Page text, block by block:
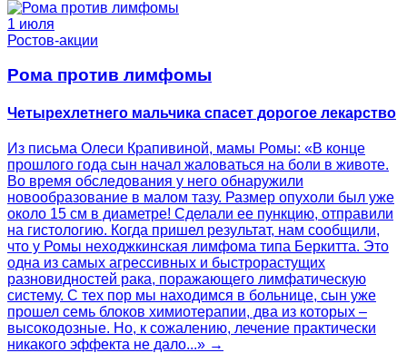
1 июля
Ростов-акции
Рома против лимфомы
Четырехлетнего мальчика спасет дорогое лекарство
Из письма Олеси Крапивиной, мамы Ромы: «В конце
прошлого года сын начал жаловаться на боли в животе.
Во время обследования у него обнаружили
новообразование в малом тазу. Размер опухоли был уже
около 15 см в диаметре! Сделали ее пункцию, отправили
на гистологию. Когда пришел результат, нам сообщили,
что у Ромы неходжкинская лимфома типа Беркитта. Это
одна из самых агрессивных и быстрорастущих
разновидностей рака, поражающего лимфатическую
систему. С тех пор мы находимся в больнице, сын уже
прошел семь блоков химиотерапии, два из которых –
высокодозные. Но, к сожалению, лечение практически
никакого эффекта не дало...» →